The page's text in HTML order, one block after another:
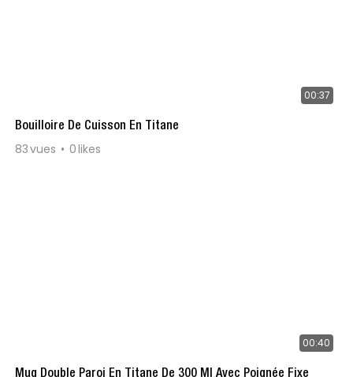
00:37
Bouilloire De Cuisson En Titane
83vues 0likes
00:40
Mug Double Paroi En Titane De 300 Ml Avec Poignée Fixe